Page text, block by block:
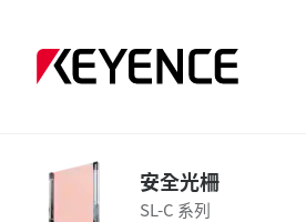
安全光柵
SL-C 系列